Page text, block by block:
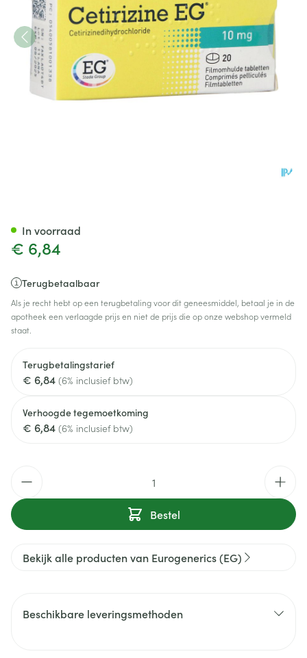
€ 6,84
Terugbetaalbaar
Als je recht hebt op een terugbetaling voor dit geneesmiddel, betaal je in de
apotheek een verlaagde prijs en niet de prijs die op onze webshop vermeld
staat.
Terugbetalingstarief
€ 6,84 (6% inclusief btw)
Verhoogde tegemoetkoming
€ 6,84 (6% inclusief btw)
Bestel
In voorraad
Bekijk alle producten van Eurogenerics (EG)
Beschikbare leveringsmethoden